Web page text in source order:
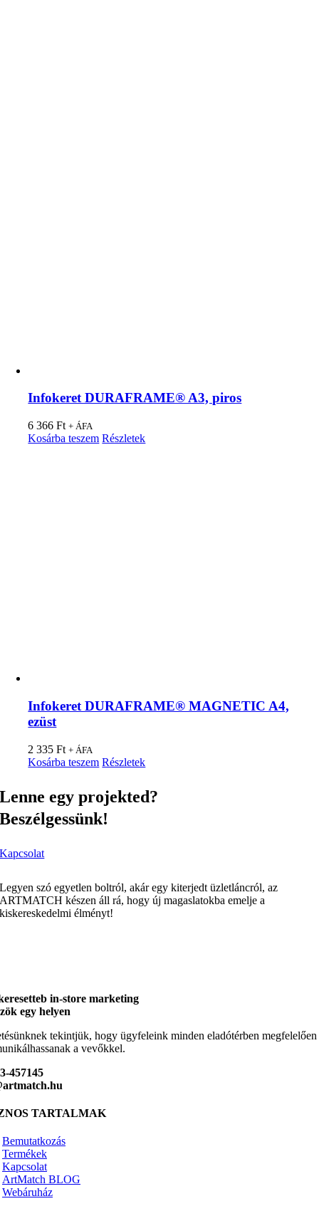
Infokeret DURAFRAME® A3, piros
6 366Ft + ÁFA
Kosárba teszem Részletek
Infokeret DURAFRAME® MAGNETIC A4,
ezüst
2 335Ft + ÁFA
Kosárba teszem Részletek
Lenne egy projekted?
Beszélgessünk!
Kapcsolat
Legyen szó egyetlen boltról, akár egy kiterjedt üzletláncról, az
ARTMATCH készen áll rá, hogy új magaslatokba emelje a
kiskereskedelmi élményt!
in-store marketing
egy helyen
tekintjük, hogy ügyfeleink minden eladótérben megfelelően
a vevőkkel.
457145
TARTALMAK
Bemutatkozás
Termékek
Kapcsolat
ArtMatch BLOG
Webáruház